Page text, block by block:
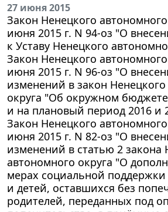
27 июня 2015
Закон Ненецкого
июня 2015 г. N 94-оз "О
к Уставу Ненецкого
Закон Ненецкого
июня 2015 г. N 96-оз "О
изменений в закон
округа "Об окружном бюджете
и на плановый период 2016 и
Закон Ненецкого
июня 2015 г. N 82-оз "О
изменений в статью 2 закона
автономного округа "О
мерах социальной поддержки
и детей, оставшихся без
родителей, переданных под